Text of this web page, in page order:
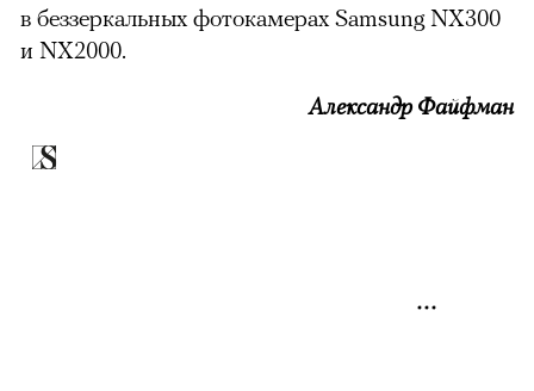
в беззеркальных фотокамерах Samsung NX300
и NX2000.
Александр Файфман